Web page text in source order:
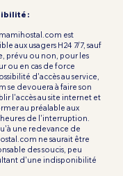
:
est
aux usagers H24 7/7, sauf
prévu ou non, pour les
ou en cas de force
d'accès au service,
se devouera à faire son
l'accès au site internet et
au préalable aux
heures de l'interruption.
une redevance de
ne saurait être
des soucis, peu
d'une indisponibilité